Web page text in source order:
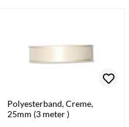
Polyesterband, Creme,
25mm (3 meter )